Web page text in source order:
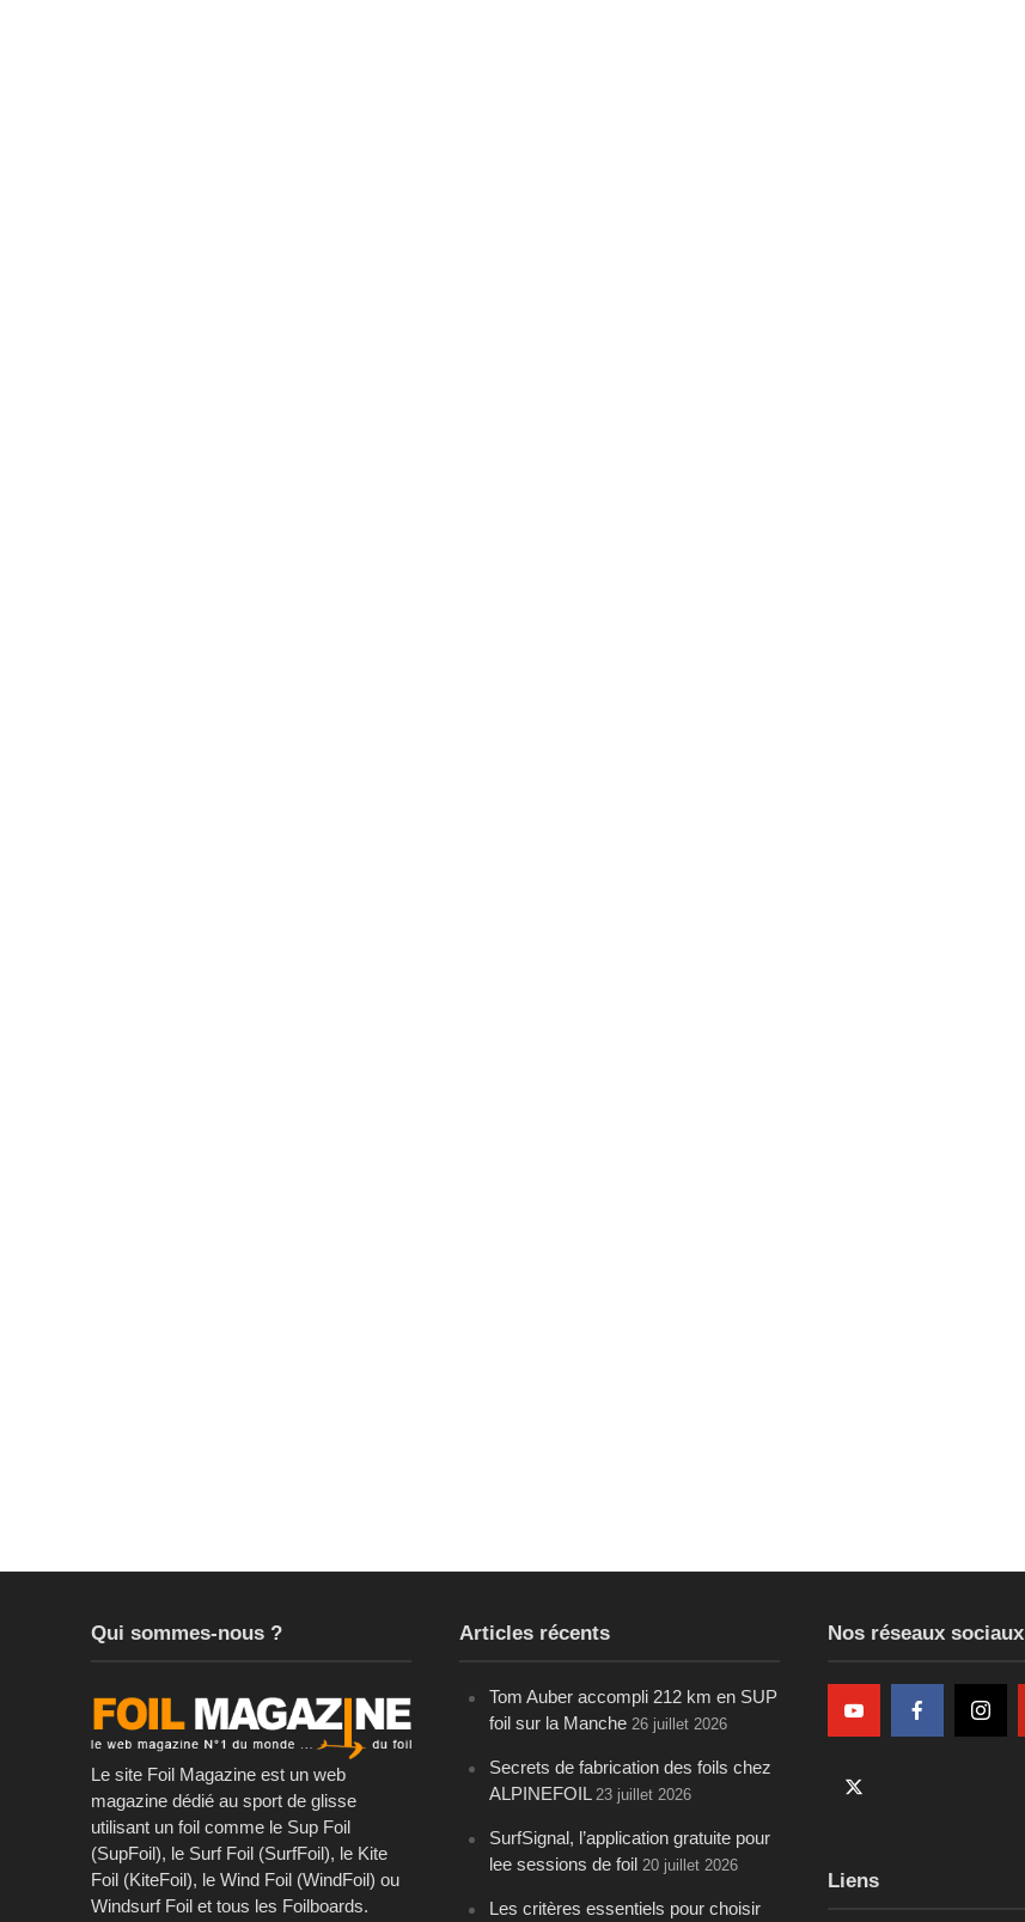
Qui sommes-nous ?
Le site Foil Magazine est un web
magazine dédié au sport de glisse
utilisant un foil comme le Sup Foil
(SupFoil), le Surf Foil (SurfFoil), le Kite
Foil (KiteFoil), le Wind Foil (WindFoil) ou
Windsurf Foil et tous les Foilboards.
Articles récents
Tom Auber accompli 212 km en SUP
foil sur la Manche 26 juillet 2026
Secrets de fabrication des foils chez
ALPINEFOIL 23 juillet 2026
SurfSignal, l’application gratuite pour
lee sessions de foil 20 juillet 2026
Les critères essentiels pour choisir
Nos réseaux sociaux
Liens